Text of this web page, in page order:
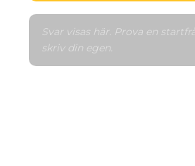
Svar visas här. Prova en
skriv din egen.